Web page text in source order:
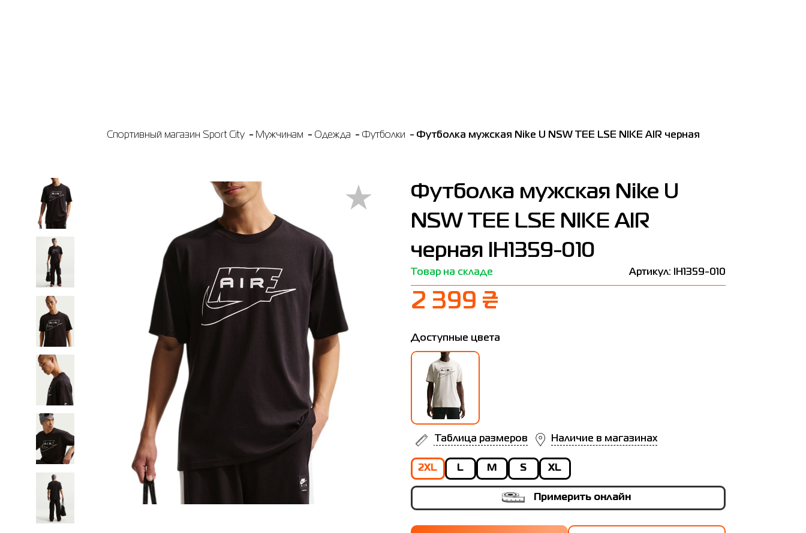
Спортивный магазин Sport City Мужчинам Одежда Футболки Футболка мужская Nike U NSW TEE LSE NIKE AIR черная
Футболка мужская Nike U
NSW TEE LSE NIKE AIR
черная IH1359-010
Товар на складе Артикул: IH1359-010
2 399 ₴
Доступные цвета
Наличие в магазинах
Таблица размеров
2XL L M S XL
Примерить онлайн